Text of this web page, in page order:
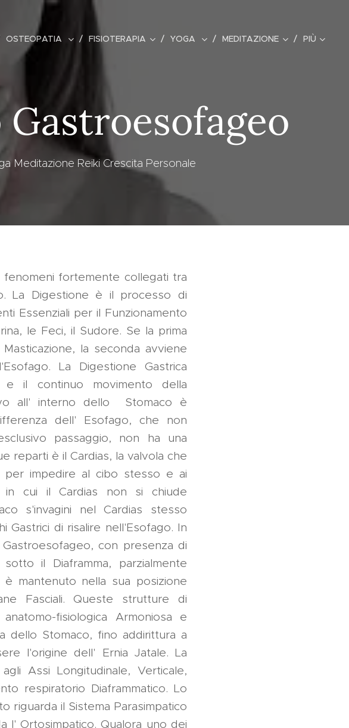
OSTEOPATIA FISIOTERAPIA YOGA MEDITAZIONE PIÙ
Meditazione Reiki Crescita Personale
fortemente collegati tra
La Digestione è il processo di
Essenziali per il Funzionamento
le Feci, il Sudore. Se la prima
la seconda avviene
La Digestione Gastrica
e il continuo movimento della
all' interno dello Stomaco è
dell' Esofago, che non
passaggio, non ha una
reparti è il Cardias, la valvola che
impedire al cibo stesso e ai
in cui il Cardias non si chiude
s'invagini nel Cardias stesso
di risalire nell'Esofago. In
con presenza di
il Diaframma, parzialmente
mantenuto nella sua posizione
Fasciali. Queste strutture di
fisiologica Armoniosa e
dello Stomaco, fino addirittura a
l'origine dell' Ernia Jatale. La
Assi Longitudinale, Verticale,
respiratorio Diaframmatico. Lo
riguarda il Sistema Parasimpatico
l' Ortosimpatico. Qualora uno dei